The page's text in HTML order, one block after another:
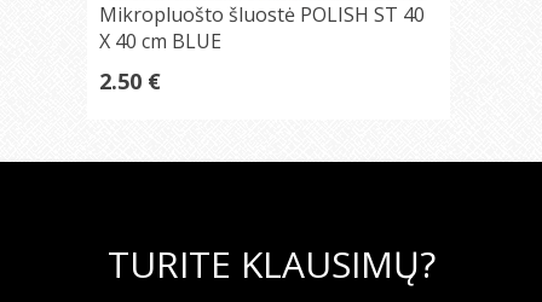
Mikropluošto šluostė POLISH ST 40
X 40 cm BLUE
2.50 €
TURITE KLAUSIMŲ?